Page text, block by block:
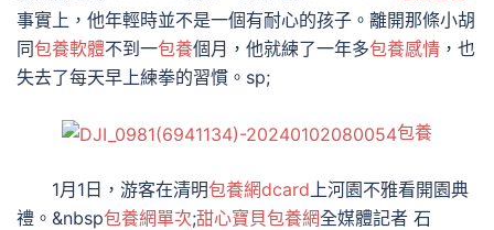
事實上，他年輕時並不是一個有耐心的孩子。離開那條小胡
同包養軟體不到一包養個月，他就練了一年多包養感情 ，也
失去了每天早上練拳的習慣。sp;
包養
1月1日，游客在清明包養網dcard 上河園不雅看開園典
禮。&nbsp包養網單次;甜心寶貝包養網全媒體記者 石